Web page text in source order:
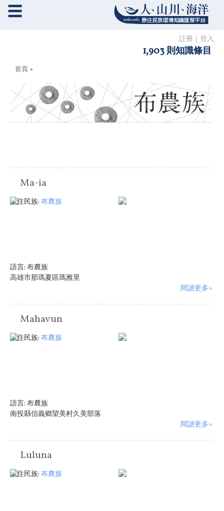
註冊 登入
1,903 則知識條目
☰
您在這裡
首頁 »
Ma-ia
原住民族: 布農族
語言: 布農族
高雄市那瑪夏區瑪雅里
閱讀更多»
Mahavun
原住民族: 布農族
語言: 布農族
南投縣信義鄉望美村久美部落
閱讀更多»
Luluna
原住民族: 布農族